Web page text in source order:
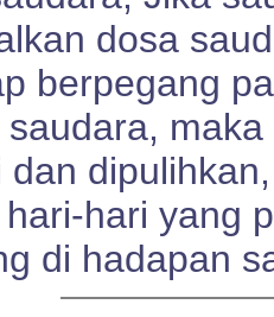
dosa
berpegang
dan
hari yang
di hadapan